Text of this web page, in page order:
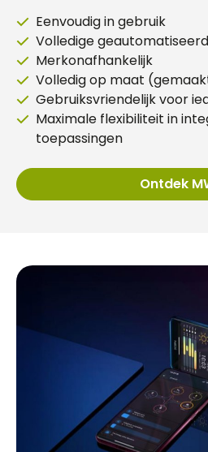
Eenvoudig in gebruik
Volledige geautomatiseerd
Merkonafhankelijk
Volledig op maat
Gebruiksvriendelijk voor
Maximale flexibiliteit in
toepassingen
Ontdek